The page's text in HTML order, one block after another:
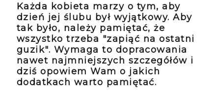
Każda kobieta marzy o tym, aby
dzień jej ślubu był wyjątkowy. Aby
tak było, należy pamiętać, że
wszystko trzeba "zapiąć na ostatni
guzik". Wymaga to dopracowania
nawet najmniejszych szczegółów i
dziś opowiem Wam o jakich
dodatkach warto pamiętać.